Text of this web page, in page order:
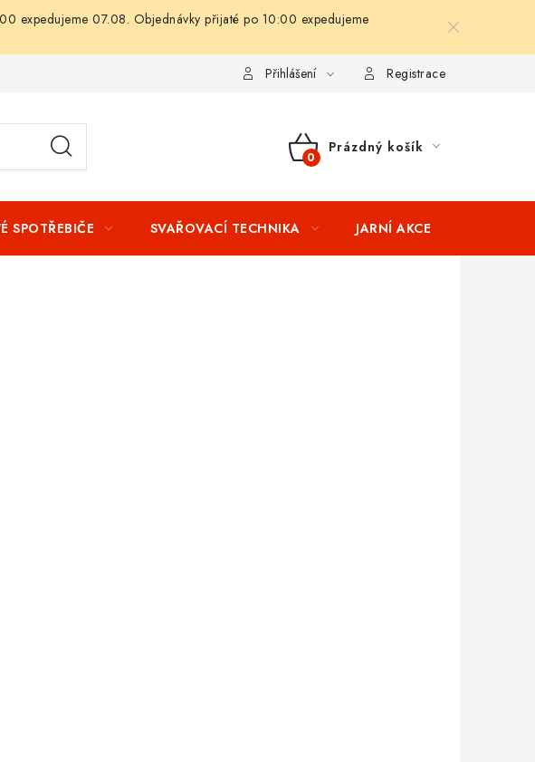
expedujeme 07.08. Objednávky přijaté po 10:00 expedujeme
Splátkový prodej Tabulka velikostí oblečení
Přihlášení Registrace
NÁKUPNÍ
Prázdný košík
SPOTŘEBIČE SVAŘOVACÍ TECHNIKA JARNÍ AKCE